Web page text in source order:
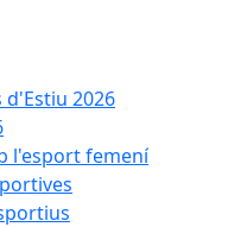
d'Estiu 2026
l'esport femení